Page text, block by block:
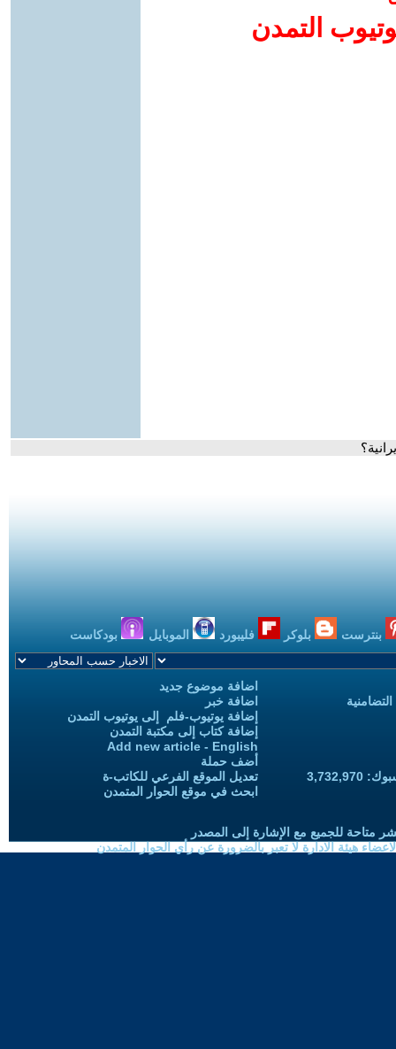
التمدن
بنترست بلوكر فليبورد الموبايل بودكاست
اضافة موضوع جديد
اضافة خبر
إضافة يوتيوب-فلم إلى يوتيوب التمدن
إضافة كتاب إلى مكتبة التمدن
Add new article - English
أضف حملة
تعديل الموقع الفرعي للكاتب-ة
ابحث في موقع الحوار المتمدن
متاحة للجميع مع الإشارة إلى المصدر
هيئة الادارة لا تعبر بالضرورة عن رأي الحوار المتمدن